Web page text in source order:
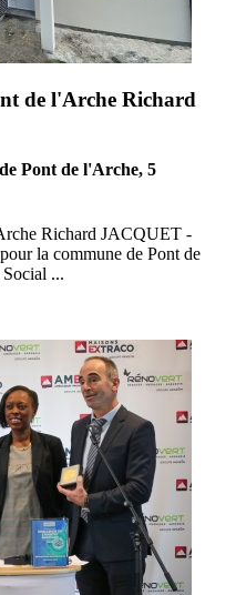
de l'Arche Richard
Pont de l'Arche, 5
Richard JACQUET -
la commune de Pont de
...